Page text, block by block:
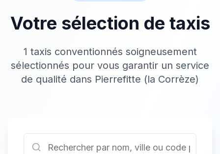
Votre sélection de taxis
1 taxis conventionnés soigneusement
sélectionnés pour vous garantir un service
de qualité dans Pierrefitte (la Corrèze)